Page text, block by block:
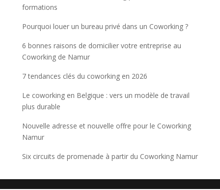
formations
Pourquoi louer un bureau privé dans un Coworking ?
6 bonnes raisons de domicilier votre entreprise au
Coworking de Namur
7 tendances clés du coworking en 2026
Le coworking en Belgique : vers un modèle de travail
plus durable
Nouvelle adresse et nouvelle offre pour le Coworking
Namur
Six circuits de promenade à partir du Coworking Namur